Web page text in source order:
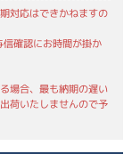
対応はできかねますの
確認にお時間が掛か
場合、最も納期の遅い
荷いたしませんので予